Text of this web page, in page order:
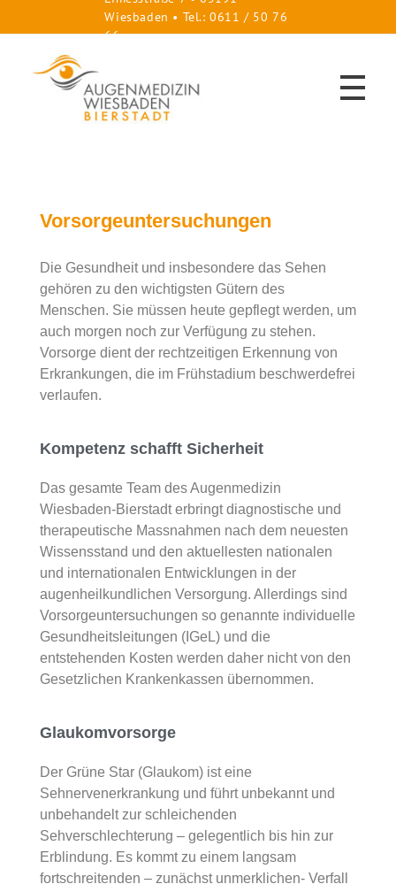
Wiesbaden • Tel.: 0611 / 50 76
66
LEISTUNGEN
Katarakt
Neue Linsen
Glaukom-Sprechstunde
Hornhaut-Sprechstunde
Trockenes Auge/ Sicca-Syndrom
Kinder-Sprechstunde
Makuladegeneration / AMD
Gutachten / Atteste
Notfall-Sprechstunde
ÄRZTE
KONTAKT
Vorsorgeuntersuchungen
Die Gesundheit und insbesondere das Sehen
gehören zu den wichtigsten Gütern des
Menschen. Sie müssen heute gepflegt werden, um
auch morgen noch zur Verfügung zu stehen.
Vorsorge dient der rechtzeitigen Erkennung von
Erkrankungen, die im Frühstadium beschwerdefrei
verlaufen.
Kompetenz schafft Sicherheit
Das gesamte Team des Augenmedizin
Wiesbaden-Bierstadt erbringt diagnostische und
therapeutische Massnahmen nach dem neuesten
Wissensstand und den aktuellesten nationalen
und internationalen Entwicklungen in der
augenheilkundlichen Versorgung. Allerdings sind
Vorsorgeuntersuchungen so genannte individuelle
Gesundheitsleitungen (IGeL) und die
entstehenden Kosten werden daher nicht von den
Gesetzlichen Krankenkassen übernommen.
Glaukomvorsorge
Der Grüne Star (Glaukom) ist eine
Sehnervenerkrankung und führt unbekannt und
unbehandelt zur schleichenden
Sehverschlechterung – gelegentlich bis hin zur
Erblindung. Es kommt zu einem langsam
fortschreitenden – zunächst unmerklichen- Verfall